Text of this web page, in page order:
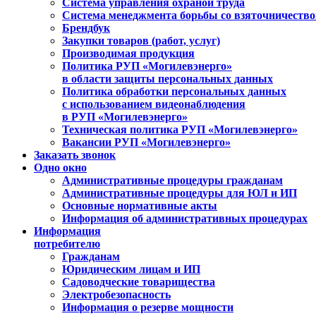
Система управления охраной труда
Система менеджмента борьбы со
Брендбук
Закупки товаров (работ, услуг)
Производимая продукция
Политика РУП «Могилевэнерго»
в области защиты персональных данных
Политика обработки персональных данных
с использованием видеонаблюдения
в РУП «Могилевэнерго»
Техническая политика РУП «Могилевэнерго»
Вакансии РУП «Могилевэнерго»
Заказать звонок
Одно окно
Административные процедуры гражданам
Административные процедуры для ЮЛ и ИП
Основные нормативные акты
Информация об административных процедурах
Информация
потребителю
Гражданам
Юридическим лицам и ИП
Садоводческие товарищества
Электробезопасность
Информация о резерве мощности